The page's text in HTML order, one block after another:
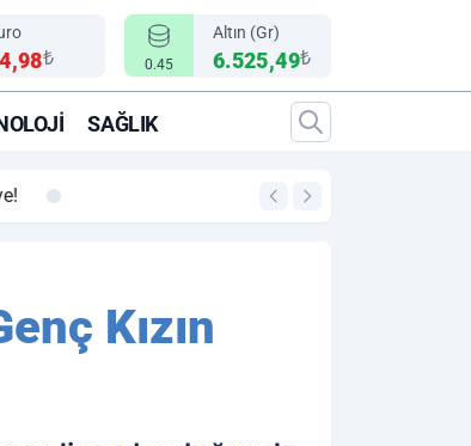
₺ 0.45
Altın (Gr)
6.525,49₺
SAĞLIK
00:12
Kızın